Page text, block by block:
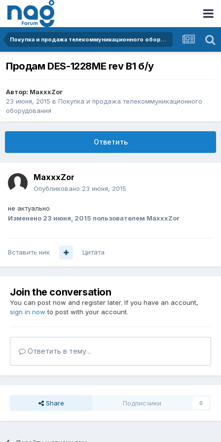
Покупка и продажа телекоммуникационного оборудования
Продам DES-1228ME rev B1 б/у
Автор: MaxxxZor
23 июня, 2015 в Покупка и продажа телекоммуникационного
оборудования
Ответить
MaxxxZor
Опубликовано 23 июня, 2015
не актуально
Изменено 23 июня, 2015 пользователем MaxxxZor
Вставить ник Цитата
Join the conversation
You can post now and register later. If you have an account,
sign in now to post with your account.
Ответить в тему...
Share Подписчики 0